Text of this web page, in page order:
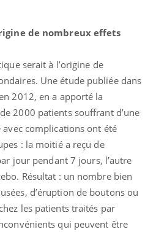
de nombreux effets
serait à l’origine de
Une étude publiée dans
2012, en a apporté la
2000 patients souffrant d’une
complications ont été
: la moitié a reçu de
jour pendant 7 jours, l’autre
Résultat : un nombre bien
d’éruption de boutons ou
les patients traités par
qui peuvent être